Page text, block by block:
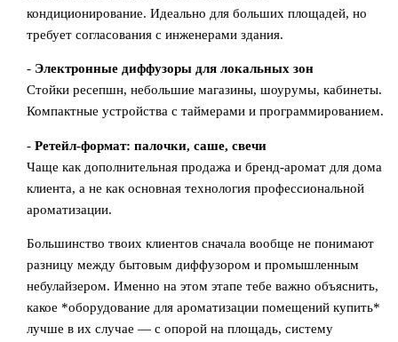
кондиционирование. Идеально для больших площадей, но
требует согласования с инженерами здания.
- Электронные диффузоры для локальных зон
Стойки ресепшн, небольшие магазины, шоурумы, кабинеты.
Компактные устройства с таймерами и программированием.
-Ретейл-формат: палочки, саше, свечи
Чаще как дополнительная продажа и бренд-аромат для дома
клиента, а не как основная технология профессиональной
ароматизации.
Большинство твоих клиентов сначала вообще не понимают
разницу между бытовым диффузором и промышленным
небулайзером. Именно на этом этапе тебе важно объяснить,
какое *оборудование для ароматизации помещений купить*
лучше в их случае — с опорой на площадь, систему